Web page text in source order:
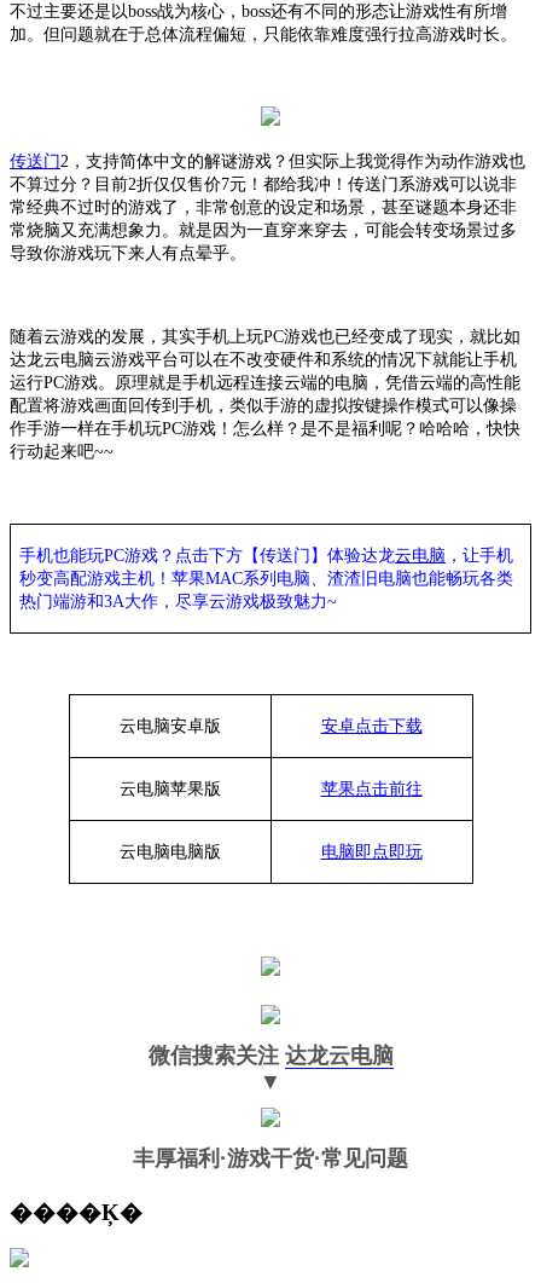
不过主要还是以boss战为核心，boss还有不同的形态让游戏性有所增
加。但问题就在于总体流程偏短，只能依靠难度强行拉高游戏时长。
传送门 2，支持简体中文的解谜游戏？但实际上我觉得作为动作游戏也
不算过分？目前2折仅仅售价7元！都给我冲！传送门系游戏可以说非
常经典不过时的游戏了，非常创意的设定和场景，甚至谜题本身还非
常烧脑又充满想象力。就是因为一直穿来穿去，可能会转变场景过多
导致你游戏玩下来人有点晕乎。
随着云游戏的发展，其实手机上玩PC游戏也已经变成了现实，就比如
达龙云电脑云游戏平台可以在不改变硬件和系统的情况下就能让手机
运行PC游戏。原理就是手机远程连接云端的电脑，凭借云端的高性能
配置将游戏画面回传到手机，类似手游的虚拟按键操作模式可以像操
作手游一样在手机玩PC游戏！怎么样？是不是福利呢？哈哈哈，快快
行动起来吧~~
手机也能玩PC游戏？点击下方【传送门】体验达龙云电脑 ，让手机
秒变高配游戏主机 ！苹果MAC系列电脑、渣渣旧电脑也能畅玩各类
热门端游和3A大作， 尽享云游戏极致魅力~
云电脑安卓版 安卓点击下载
云电脑苹果版 苹果点击前往
云电脑电脑版 电脑即点即玩
微信搜索关注 达龙云电脑
▼
丰厚福利 ·游戏干货·常见问题
����Ķ�